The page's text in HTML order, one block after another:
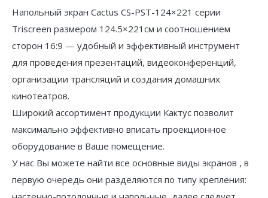
рулонный
черный
Напольный экран Cactus CS-PST-124×221 серии
Triscreen размером 124.5×221см и соотношением
сторон 16:9 — удобный и эффективный инструмент
для проведения презентаций, видеоконференций,
организации трансляций и создания домашних
кинотеатров.
Широкий ассортимент продукции Кактус позволит
максимально эффективно вписать проекционное
оборудование в Ваше помещение.
У нас Вы можете найти все основные виды экранов , в
первую очередь они разделяются по типу крепления: